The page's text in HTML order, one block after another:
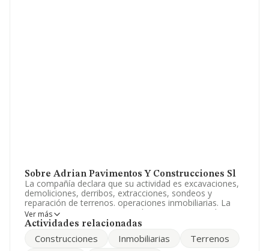
Sobre Adrian Pavimentos Y Construcciones Sl
La compañía declara que su actividad es excavaciones,
demoliciones, derribos, extracciones, sondeos y
reparación de terrenos. operaciones inmobiliarias. La
empresa aparece inscrita en el Registro Mercantil como
Sociedad Limitada. Tiene CNAE: 4101 - '%cnae%'. La
Ver más
Actividades relacionadas
Construcciones Inmobiliarias
Terrenos